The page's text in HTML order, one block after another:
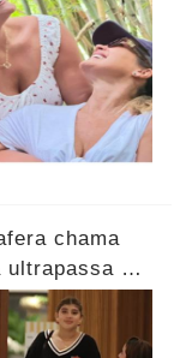
chama
ultrapassa a